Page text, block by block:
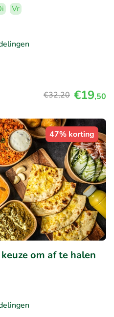
Vr
€32,20 €19,50
47% korting
om af te halen